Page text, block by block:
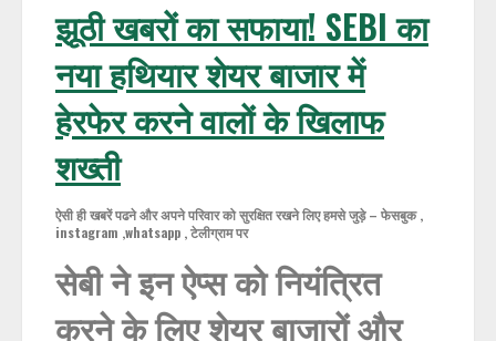
झूठी खबरों का सफाया! SEBI का
नया हथियार शेयर बाजार में
हेरफेर करने वालों के खिलाफ
शख्ती
ऐसी ही खबरें पढने और अपने परिवार को सुरक्षित रखने लिए हमसे जुड़े – फेसबुक ,
instagram ,whatsapp , टेलीग्राम पर
सेबी ने इन ऐप्स को नियंत्रित
करने के लिए शेयर बाजारों और